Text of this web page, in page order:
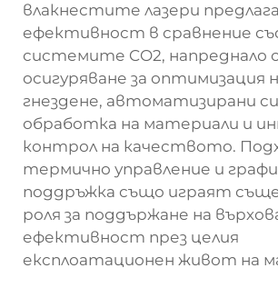
влакнестите лазери
ефективност в сравнение
системите CO2, напреднало
осигуряване за оптимизация
гнездене, автоматизирани
обработка на материали и
контрол на качеството.
термично управление и
поддръжка също играят
роля за поддържане на
ефективност през целия
експлоатационен живот на